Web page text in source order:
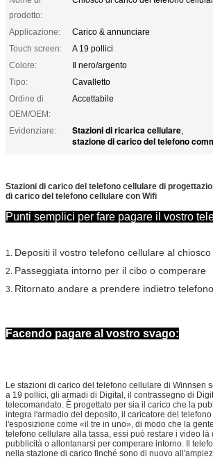
prodotto:
Applicazione:
Carico & annunciare
Touch screen:
A 19 pollici
Colore:
Il nero/argento
Tipo:
Cavalletto
Ordine di
OEM/OEM:
Accettabile
Evidenziare: Stazioni di ricarica cellulare,
stazione di carico del telefono
Stazioni di carico del telefono cellulare di
di carico del telefono cellulare con Wifi
Punti semplici per fare pagare il vostro
1. Depositi il vostro telefono cellulare al
2. Passeggiata intorno per il cibo o comperare
3. Ritornato andare a prendere indietro
Facendo pagare al vostro svago:
Le stazioni di carico del telefono cellulare di Winnsen
a 19 pollici, gli armadi di Digital, il contrassegno di
telecomandato. È progettato per sia il carico che la
integra l'armadio del deposito, il caricatore del
l'esposizione come «il tre in uno», di modo che la
telefono cellulare alla tassa, essi può restare i video là
pubblicità o allontanarsi per comperare intorno. Il
nella stazione di carico finché sono di nuovo